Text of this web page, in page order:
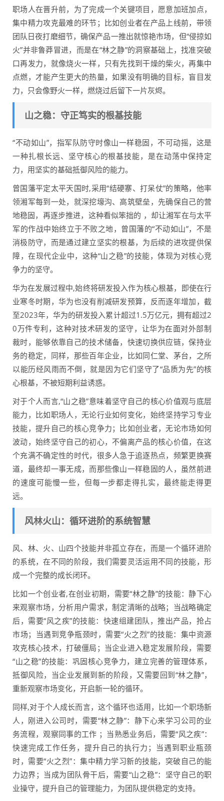
职场人在晋升前，为了完成一个关键项目，愿意加班加点，
集中精力攻克最难的环节；比如创业者在产品上线前，带领
团队日夜打磨细节，确保产品一推出就惊艳市场，但“侵掠如
火”并非鲁莽冒进，而是在“林之静”的洞察基础上，找准突破
口再发力，就像烧火一样，只有先找到干燥的柴火，再集中
点燃，才能产生更大的热量，如果没有明确的目标，盲目发
力，只会像野火一样，燃烧过后留下一片灰烬。
山之稳：守正笃实的根基技能
“不动如山”，指军队防守时像山一样稳固，不可动摇，这是
一种扎根长远、坚守核心的根基技能，是在动荡中保持定
力，用坚实的基础抵御风险的能力。
曾国藩平定太平天国时,采用“结硬寨、打呆仗”的策略，他率
领湘军每到一处，就深挖壕沟、高筑壁垒，先确保自己的营
地稳固，再逐步推进，这种看似笨拙的 ，却让湘军在与太平
军的作战中始终立于不败之地，曾国藩的“不动如山”，不是
消极防守，而是通过建立坚实的根基，为后续的进攻提供保
障，在现代企业中，这种“山之稳”的技能，体现为对核心竞
争力的坚守。
华为在发展过程中,始终将研发投入作为核心根基，即使在行
业寒冬时期，华为也没有削减研发预算，反而逐年增加，截
至2023年，华为的研发投入累计超过1.5万亿元，拥有超过2
0万件专利，这种对技术研发的坚守，让华为在面对外部制
裁时，能够依靠自己的技术储备，快速切换供应链，保持业
务的稳定，同样，那些百年企业，比如同仁堂、茅台，之所
以能历经风雨而不倒，就是因为它们坚守了“品质为先”的核
心根基，不被短期利益诱惑。
对于个人而言,“山之稳”意味着坚守自己的核心价值观与底层
能力，比如职场人，无论行业如何变化，始终坚持学习专业
技能，提升自己的核心竞争力；比如创业者，无论市场如何
波动，始终坚守自己的初心，不偏离产品的核心价值，在这
个充满不确定性的时代，很多人急于追逐热点，频繁更换赛
道，最终却一事无成，而那些像山一样稳固的人，虽然前进
的速度可能慢一些，但每一步都走得扎实，最终能走得更
远。
风林火山：循环进阶的系统智慧
风、林、火、山四个技能并非孤立存在，而是一个循环进阶
的系统，在不同的阶段，我们需要灵活运用不同的技能，形
成一个完整的成长闭环。
比如一个创业者,在创业初期，需要“林之静”的技能：静下心
来观察市场，分析用户需求，制定清晰的战略；当战略确定
后，需要“风之疾”的技能：快速组建团队，推出产品，抢占
市场；当遇到竞争瓶颈时，需要“火之烈”的技能：集中资源
攻克核心技术，打破僵局；当企业进入稳定发展阶段，需要
“山之稳”的技能：巩固核心竞争力，建立完善的管理体系，
抵御风险，当企业发展到新的阶段，又需要回到“林之静”，
重新观察市场变化，开启新一轮的循环。
同样,对于个人成长而言，这个循环也适用，比如一个职场新
人，刚进入公司时，需要“林之静”：静下心来学习公司的业
务流程，观察同事的工作 ；当熟悉业务后，需要“风之疾”：
快速完成工作任务，提升自己的执行力；当遇到职业瓶颈
时，需要“火之烈”：集中精力学习新的技能，突破自己的能
力边界；当成为团队骨干后，需要“山之稳”：坚守自己的职
业操守，提升自己的管理能力，为团队提供稳定的支持。